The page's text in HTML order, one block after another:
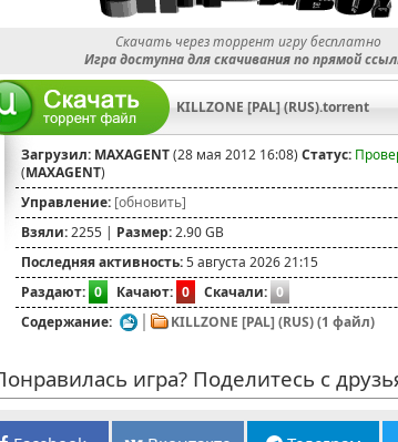
Скачать через торрент игру бесплатно
Игра доступна для скачивания по прямой
KILLZONE [PAL] (RUS).torrent
Загрузил: MAXAGENT(28 мая 2012 16:08) Статус:
(MAXAGENT)
Управление: [обновить]
Взяли:2255 | Размер:2.90 GB
Последняя активность:5 августа 2026 21:15
Раздают: 0 Качают: 0 Скачали: 0
Содержание:
KILLZONE [PAL] (RUS) (1 файл)
игра? Поделитесь с